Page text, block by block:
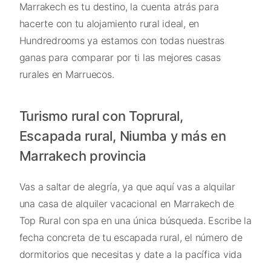
Marrakech es tu destino, la cuenta atrás para
hacerte con tu alojamiento rural ideal, en
Hundredrooms ya estamos con todas nuestras
ganas para comparar por ti las mejores casas
rurales en Marruecos.
Turismo rural con Toprural,
Escapada rural, Niumba y más en
Marrakech provincia
Vas a saltar de alegría, ya que aquí vas a alquilar
una casa de alquiler vacacional en Marrakech de
Top Rural con spa en una única búsqueda. Escribe la
fecha concreta de tu escapada rural, el número de
dormitorios que necesitas y date a la pacífica vida